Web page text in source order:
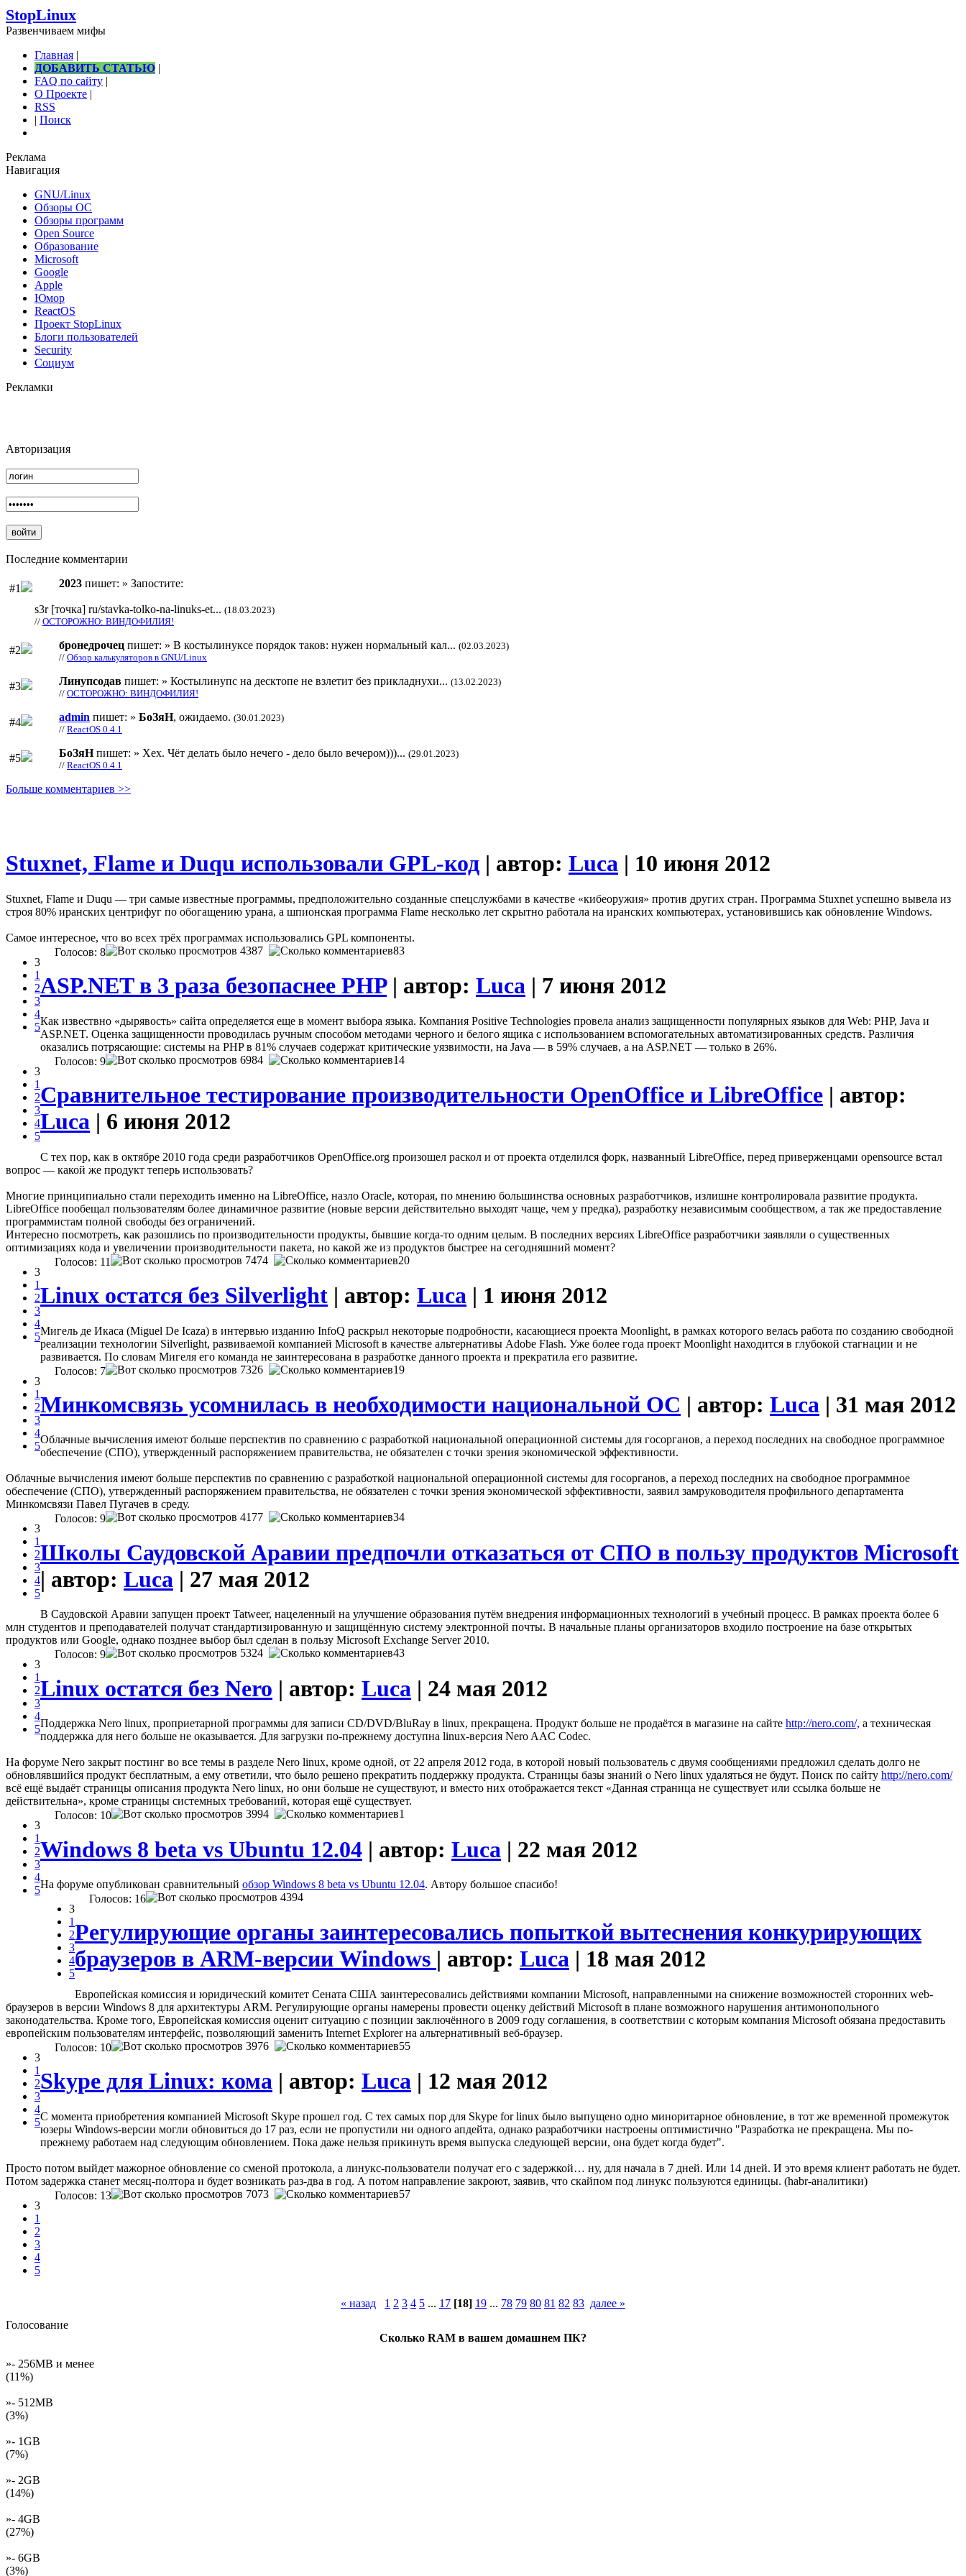
StopLinux
Развенчиваем мифы
Главная |
ДОБАВИТЬ СТАТЬЮ |
FAQ по сайту |
О Проекте |
RSS
| Поиск
Реклама
Навигация
GNU/Linux
Обзоры ОС
Обзоры программ
Open Source
Образование
Microsoft
Google
Apple
Юмор
ReactOS
Проект StopLinux
Блоги пользователей
Security
Социум
Рекламки
Авторизация
Последние комментарии
#1 2023 пишет: » Запостите:
s3r [точка] ru/stavka-tolko-na-linuks-et... (18.03.2023)
// ОСТОРОЖНО: ВИНДОФИЛИЯ!
#2 бронедрочец пишет: » В костылинуксе порядок таков: нужен нормальный кал... (02.03.2023)
// Обзор калькуляторов в GNU/Linux
#3 Линупсодав пишет: » Костылинупс на десктопе не взлетит без прикладнухи... (13.02.2023)
// ОСТОРОЖНО: ВИНДОФИЛИЯ!
#4 admin пишет: » БоЗяН, ожидаемо. (30.01.2023)
// ReactOS 0.4.1
#5 БоЗяНпишет: » Хех. Чёт делать было нечего - дело было вечером)))... (29.01.2023)
// ReactOS 0.4.1
Больше комментариев >>
Stuxnet, Flame и Duqu использовали GPL-код | автор: Luca | 10 июня 2012
Stuxnet, Flame и Duqu — три самые известные программы, предположительно созданные спецслужбами в качестве «кибеоружия» против других стран. Программа Stuxnet успешно вывела из
строя 80% иранских центрифуг по обогащению урана, а шпионская программа Flame несколько лет скрытно работала на иранских компьютерах, установившись как обновление Windows.
Самое интересное, что во всех трёх программах использовались GPL компоненты.
3
1
2
3
4
5
Голосов: 8 4387 83
ASP.NET в 3 раза безопаснее PHP| автор: Luca | 7 июня 2012
Как извествно «дырявость» сайта определяется еще в момент выбора языка. Компания Positive Technologies провела анализ защищенности популярных языков для Web: PHP, Java и
ASP.NET. Оценка защищенности проводилась ручным способом методами черного и белого ящика с использованием вспомогательных автоматизированных средств. Различия
оказались потрясающие: системы на PHP в 81% случаев содержат критические уязвимости, на Java — в 59% случаев, а на ASP.NET — только в 26%.
3
1
2
3
4
5
Голосов: 9 6984 14
Сравнительное тестирование производительности OpenOffice и LibreOffice | автор:
Luca | 6 июня 2012
С тех пор, как в октябре 2010 года среди разработчиков OpenOffice.org произошел раскол и от проекта отделился форк, названный LibreOffice, перед приверженцами opensource встал
вопрос — какой же продукт теперь использовать?
Многие принципиально стали переходить именно на LibreOffice, назло Oracle, которая, по мнению большинства основных разработчиков, излишне контролировала развитие продукта.
LibreOffice пообещал пользователям более динамичное развитие (новые версии действительно выходят чаще, чем у предка), разработку независимым сообществом, а так же предоставление
программистам полной свободы без ограничений.
Интересно посмотреть, как разошлись по производительности продукты, бывшие когда-то одним целым. В последних версиях LibreOffice разработчики заявляли о существенных
оптимизациях кода и увеличении производительности пакета, но какой же из продуктов быстрее на сегодняшний момент?
3
1
2
3
4
5
Голосов: 11 7474 20
Linux остатся без Silverlight | автор: Luca | 1 июня 2012
Мигель де Икаса (Miguel De Icaza) в интервью изданию InfoQ раскрыл некоторые подробности, касающиеся проекта Moonlight, в рамках которого велась работа по созданию свободной
реализации технологии Silverlight, развиваемой компанией Microsoft в качестве альтернативы Adobe Flash. Уже более года проект Moonlight находится в глубокой стагнации и не
развивается. По словам Мигеля его команда не заинтересована в разработке данного проекта и прекратила его развитие.
3
1
2
3
4
5
Голосов: 7 7326 19
Минкомсвязь усомнилась в необходимости национальной ОС | автор: Luca | 31 мая 2012
Облачные вычисления имеют больше перспектив по сравнению с разработкой национальной операционной системы для госорганов, а переход последних на свободное программное
обеспечение (СПО), утвержденный распоряжением правительства, не обязателен с точки зрения экономической эффективности.
Облачные вычисления имеют больше перспектив по сравнению с разработкой национальной операционной системы для госорганов, а переход последних на свободное программное
обеспечение (СПО), утвержденный распоряжением правительства, не обязателен с точки зрения экономической эффективности, заявил замруководителя профильного департамента
Минкомсвязи Павел Пугачев в среду.
3
1
2
3
4
5
Голосов: 9 4177 34
Школы Саудовской Аравии предпочли отказаться от СПО в пользу продуктов Microsoft
| автор: Luca | 27 мая 2012
В Саудовской Аравии запущен проект Tatweer, нацеленный на улучшение образования путём внедрения информационных технологий в учебный процесс. В рамках проекта более 6
млн студентов и преподавателей получат стандартизированную и защищённую систему электронной почты. В начальные планы организаторов входило построение на базе открытых
продуктов или Google, однако позднее выбор был сделан в пользу Microsoft Exchange Server 2010.
3
1
2
3
4
5
Голосов: 9 5324 43
Linux остатся без Nero | автор: Luca | 24 мая 2012
Поддержка Nero linux, проприетарной программы для записи CD/DVD/BluRay в linux, прекращена. Продукт больше не продаётся в магазине на сайте http://nero.com/, а техническая
поддержка для него больше не оказывается. Для загрузки по-прежнему доступна linux-версия Nero AAC Codec.
На форуме Nero закрыт постинг во все темы в разделе Nero linux, кроме одной, от 22 апреля 2012 года, в которой новый пользователь с двумя сообщениями предложил сделать долго не
обновлявшийся продукт бесплатным, а ему ответили, что было решено прекратить поддержку продукта. Страницы базы знаний о Nero linux удаляться не будут. Поиск по сайту http://nero.com/
всё ещё выдаёт страницы описания продукта Nero linux, но они больше не существуют, и вместо них отображается текст «Данная страница не существует или ссылка больше не
действительна», кроме страницы системных требований, которая ещё существует.
3
1
2
3
4
5
Голосов: 10 3994 1
Windows 8 beta vs Ubuntu 12.04 | автор: Luca | 22 мая 2012
На форуме опубликован сравнительный обзор Windows 8 beta vs Ubuntu 12.04. Автору большое спасибо!
3
1
2
3
4
5
Голосов: 16 4394
Регулирующие органы заинтересовались попыткой вытеснения конкурирующих
браузеров в ARM-версии Windows | автор: Luca | 18 мая 2012
Европейская комиссия и юридический комитет Сената США заинтересовались действиями компании Microsoft, направленными на снижение возможностей сторонних web-
браузеров в версии Windows 8 для архитектуры ARM. Регулирующие органы намерены провести оценку действий Microsoft в плане возможного нарушения антимонопольного
законодательства. Кроме того, Европейская комиссия оценит ситуацию с позиции заключённого в 2009 году соглашения, в соответствии с которым компания Microsoft обязана предоставить
европейским пользователям интерфейс, позволяющий заменить Internet Explorer на альтернативный веб-браузер.
3
1
2
3
4
5
Голосов: 10 3976 55
Skype для Linux: кома | автор: Luca | 12 мая 2012
С момента приобретения компанией Microsoft Skype прошел год. С тех самых пор для Skype for linux было выпущено одно миноритарное обновление, в тот же временной промежуток
юзеры Windows-версии могли обновиться до 17 раз, если не пропустили ни одного апдейта, однако разработчики настроены оптимистично "Разработка не прекращена. Мы по-
прежнему работаем над следующим обновлением. Пока даже нельзя прикинуть время выпуска следующей версии, она будет когда будет".
Просто потом выйдет мажорное обновление со сменой протокола, а линукс-пользователи получат его с задержкой… ну, для начала в 7 дней. Или 14 дней. И это время клиент работать не будет.
Потом задержка станет месяц-полтора и будет возникать раз-два в год. А потом направление закроют, заявив, что скайпом под линукс пользуются единицы. (habr-аналитики)
3
1
2
3
4
5
Голосов: 13 7073 57
« назад 1 2 3 4 5 ... 17 [18] 19 ... 78 79 80 81 82 83 далее »
Голосование
Сколько RAM в вашем домашнем ПК?
»- 256MB и менее
(11%)
»- 512MB
(3%)
»- 1GB
(7%)
»- 2GB
(14%)
»- 4GB
(27%)
»- 6GB
(3%)